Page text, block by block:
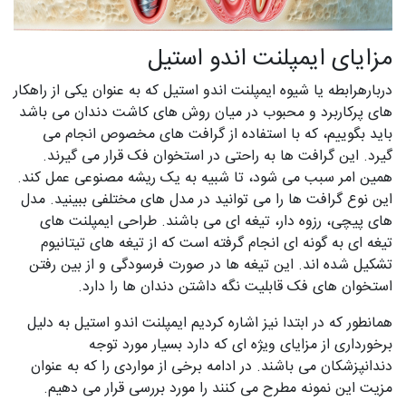
مزایای ایمپلنت اندو استیل
دربارهرابطه یا شیوه ایمپلنت اندو استیل که به عنوان یکی از راهکار
های پرکاربرد و محبوب در میان روش های کاشت دندان می باشد
باید بگوییم، که با استفاده از گرافت های مخصوص انجام می
گیرد. این گرافت ها به راحتی در استخوان فک قرار می گیرند.
همین امر سبب می شود، تا شبیه به یک ریشه مصنوعی عمل کند.
این نوع گرافت ها را می توانید در مدل های مختلفی ببینید. مدل
های پیچی، رزوه دار، تیغه ای می باشند. طراحی ایمپلنت های
تیغه ای به گونه ای انجام گرفته است که از تیغه های تیتانیوم
تشکیل شده اند. این تیغه ها در صورت فرسودگی و از بین رفتن
استخوان های فک قابلیت نگه داشتن دندان ها را دارد.
همانطور که در ابتدا نیز اشاره کردیم ایمپلنت اندو استیل به دلیل
برخورداری از مزایای ویژه ای که دارد بسیار مورد توجه
دندانپزشکان می باشند. در ادامه برخی از مواردی را که به عنوان
مزیت این نمونه مطرح می کنند را مورد بررسی قرار می دهیم.